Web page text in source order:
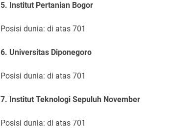
5. Institut Pertanian Bogor
Posisi dunia: di atas 701
6. Universitas Diponegoro
Posisi dunia: di atas 701
7. Institut Teknologi Sepuluh November
Posisi dunia: di atas 701